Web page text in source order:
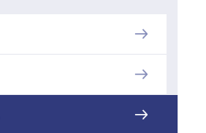


